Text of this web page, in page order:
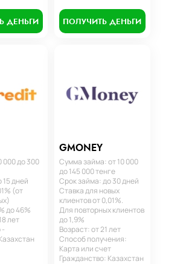
ДЕНЬГИ ПОЛУЧИТЬ ДЕНЬГИ
000 до 300
15 дней
(от
до 46%
лет
-
GMONEY
Сумма займа: от 10 000
до 145 000 тенге
Срок займа: до 30 дней
Ставка для новых
клиентов от 0,01%.
Для повторных клиентов
до 1,9%
Возраст: от 21 лет
Способ получения:
Карта или счет
Гражданство: Казахстан